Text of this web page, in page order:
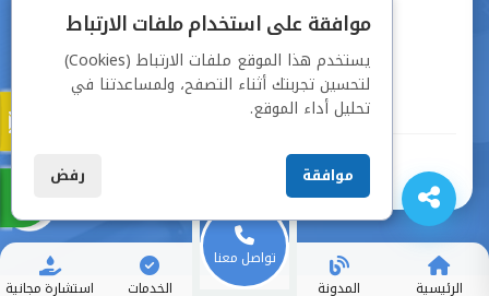
الرئيسية المدونة
تواصل معنا
الخدمات
استشارة مجانية
دفع آمن من خلال
جميع الحقوق محفوظة © شركة دراسة
موافقة على استخدام ملفات الارتباط
يستخدم هذا الموقع ملفات الارتباط (Cookies)
لتحسين تجربتك أثناء التصفح، ولمساعدتنا في
تحليل أداء الموقع.
موافقة رفض